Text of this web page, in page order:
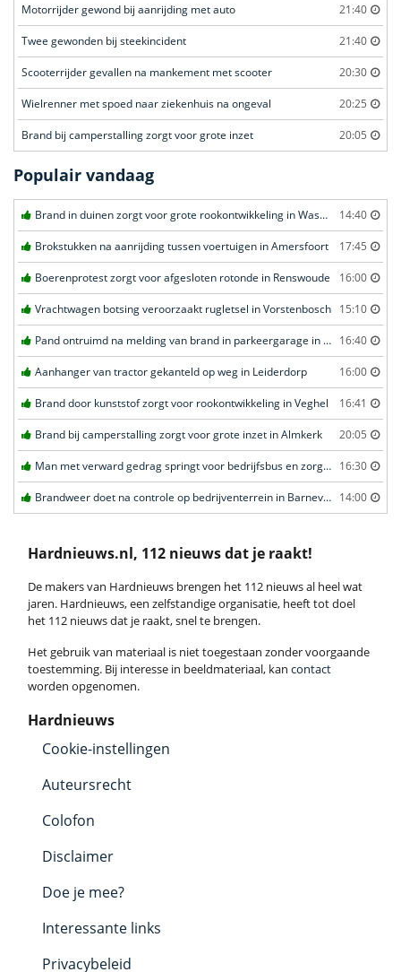
Motorrijder gewond bij aanrijding met auto 21:40
Twee gewonden bij steekincident 21:40
Scooterrijder gevallen na mankement met scooter 20:30
Wielrenner met spoed naar ziekenhuis na ongeval 20:25
Brand bij camperstalling zorgt voor grote inzet 20:05
Populair vandaag
Brand in duinen zorgt voor grote rookontwikkeling in Wassenaar 14:40
Brokstukken na aanrijding tussen voertuigen in Amersfoort 17:45
Boerenprotest zorgt voor afgesloten rotonde in Renswoude 16:00
Vrachtwagen botsing veroorzaakt rugletsel in Vorstenbosch 15:10
Pand ontruimd na melding van brand in parkeergarage in Leeuwarden 16:40
Aanhanger van tractor gekanteld op weg in Leiderdorp 16:00
Brand door kunststof zorgt voor rookontwikkeling in Veghel 16:41
Brand bij camperstalling zorgt voor grote inzet in Almkerk 20:05
Man met verward gedrag springt voor bedrijfsbus en zorgt voor opschudding in Veghel 16:30
Brandweer doet na controle op bedrijventerrein in Barneveld 14:00
Hardnieuws.nl, 112 nieuws dat je raakt!
De makers van Hardnieuws brengen het 112 nieuws al heel wat
jaren. Hardnieuws, een zelfstandige organisatie, heeft tot doel
het 112 nieuws dat je raakt, snel te brengen.
Het gebruik van materiaal is niet toegestaan zonder voorgaande
toestemming. Bij interesse in beeldmateriaal, kan contact
worden opgenomen.
Hardnieuws
Cookie-instellingen
Auteursrecht
Colofon
Disclaimer
Doe je mee?
Interessante links
Privacybeleid